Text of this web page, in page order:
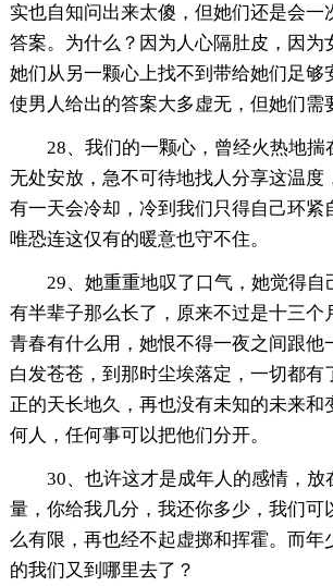
实也自知问出来太傻，但她们还是会一
答案。为什么？因为人心隔肚皮，因为
她们从另一颗心上找不到带给她们足够
使男人给出的答案大多虚无，但她们需
28、我们的一颗心，曾经火热地揣
无处安放，急不可待地找人分享这温度
有一天会冷却，冷到我们只得自己环紧
唯恐连这仅有的暖意也守不住。
29、她重重地叹了口气，她觉得自
有半辈子那么长了，原来不过是十三个
青春有什么用，她恨不得一夜之间跟他
白发苍苍，到那时尘埃落定，一切都有
正的天长地久，再也没有未知的未来和
何人，任何事可以把他们分开。
30、也许这才是成年人的感情，放
量，你给我几分，我还你多少，我们可
么有限，再也经不起虚掷和挥霍。而年
的我们又到哪里去了？